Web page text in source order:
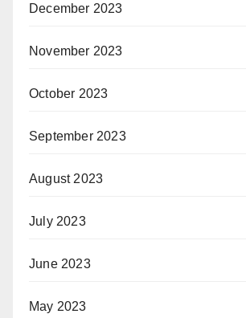
December 2023
November 2023
October 2023
September 2023
August 2023
July 2023
June 2023
May 2023